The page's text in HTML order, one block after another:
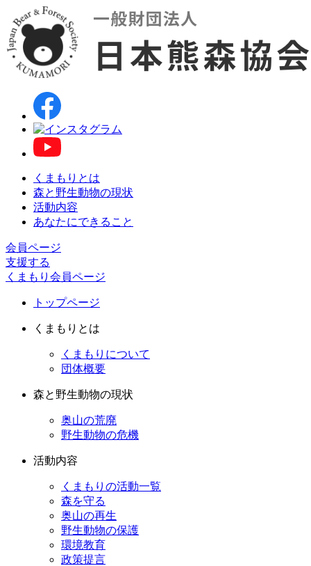
くまもりとは
森と野生動物の現状
活動内容
あなたにできること
会員ページ
支援する
くまもり会員ページ
トップページ
くまもりとは
くまもりについて
団体概要
森と野生動物の現状
奥山の荒廃
野生動物の危機
活動内容
くまもりの活動一覧
森を守る
奥山の再生
野生動物の保護
環境教育
政策提言